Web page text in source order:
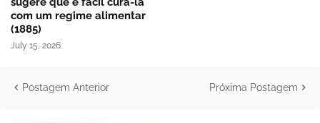
com um regime alimentar
(1885)
July 15, 2026
Postagem Anterior Próxima Postagem